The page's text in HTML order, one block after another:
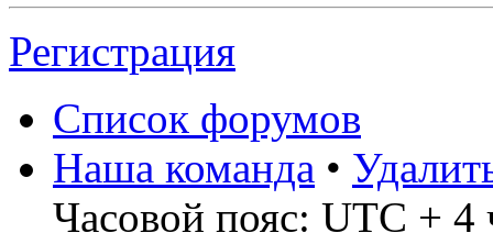
Регистрация
Список форумов
Наша команда •
Часовой пояс: UTC + 4